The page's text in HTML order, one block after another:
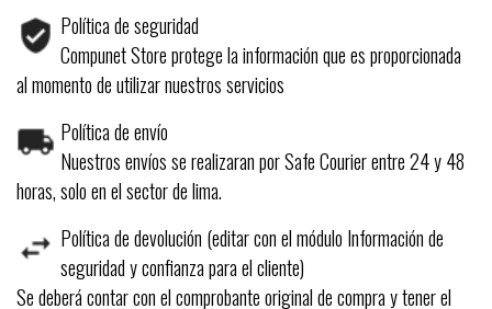
Política de seguridad
Compunet Store protege la información que es proporcionada
al momento de utilizar nuestros servicios
Política de envío
Nuestros envíos se realizaran por Safe Courier entre 24 y 48
horas, solo en el sector de lima.
Política de devolución (editar con el módulo Información de
seguridad y confianza para el cliente)
Se deberá contar con el comprobante original de compra y tener el